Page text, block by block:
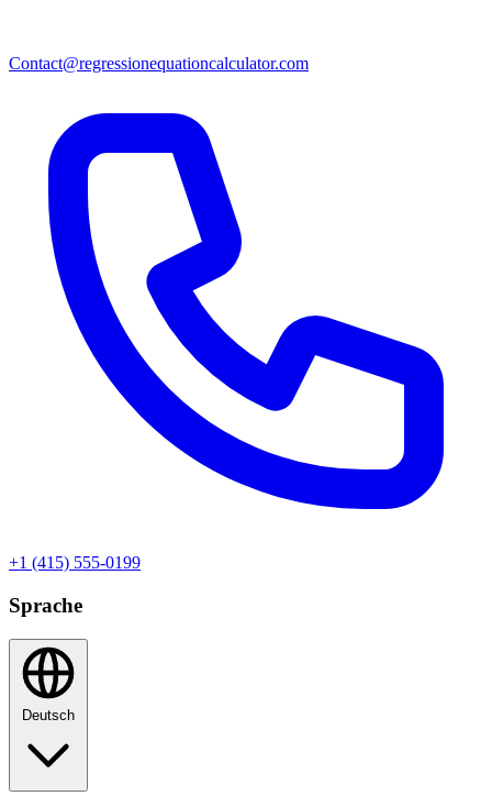
Contact@regressionequationcalculator.com
+1 (415) 555-0199
Sprache